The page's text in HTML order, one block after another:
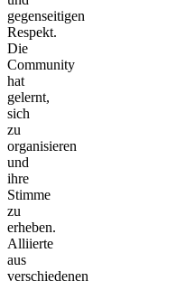
gegenseitigen
Respekt.
Die
Community
hat
gelernt,
sich
zu
organisieren
und
ihre
Stimme
zu
erheben.
Alliierte
aus
verschiedenen